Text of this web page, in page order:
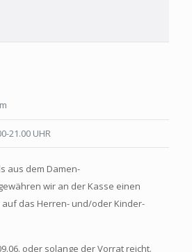
21.00 UHR
aus dem Damen-
wir an der Kasse einen
das Herren- und/oder Kinder-
oder solange der Vorrat reicht.